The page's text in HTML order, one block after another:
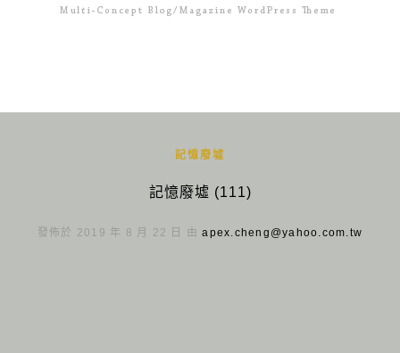
記憶廢墟
記憶廢墟 (111)
發佈於 2019 年 8 月 22 日 由apex.cheng@yahoo.com.tw